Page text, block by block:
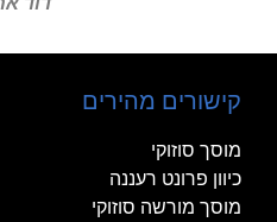
קישורים מהירים
מוסך סוזוקי
כיוון פרונט רעננה
מוסך מורשה סוזוקי